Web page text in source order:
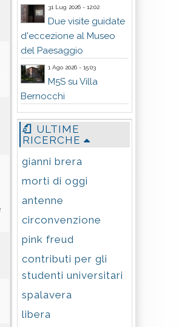
31 Lug 2026 - 12:02
Due visite guidate
d'eccezione al Museo
del Paesaggio
1 Ago 2026 - 15:03
M5S su Villa
Bernocchi
ULTIME
RICERCHE
gianni brera
morti di oggi
antenne
circonvenzione
pink freud
contributi per gli
studenti universitari
spalavera
libera